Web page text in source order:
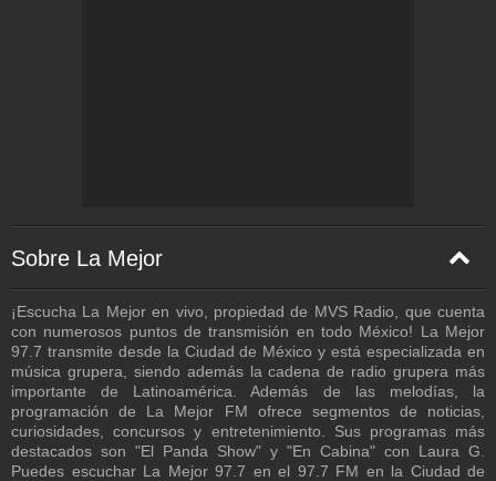
Guadalajara - 48 Kbps
Hermosillo - 48 Kbps
Huajuapan - 128 Kbps
Iguala - 128 Kbps
Ixtlán - 112 Kbps
Las Vegas - 32 Kbps
León - 48 Kbps
Sobre La Mejor
¡Escucha La Mejor en vivo, propiedad de MVS Radio, que cuenta
con numerosos puntos de transmisión en todo México! La Mejor
97.7 transmite desde la Ciudad de México y está especializada en
música grupera, siendo además la cadena de radio grupera más
importante de Latinoamérica. Además de las melodías, la
programación de La Mejor FM ofrece segmentos de noticias,
curiosidades, concursos y entretenimiento. Sus programas más
destacados son "El Panda Show" y "En Cabina" con Laura G.
Puedes escuchar La Mejor 97.7 en el 97.7 FM en la Ciudad de